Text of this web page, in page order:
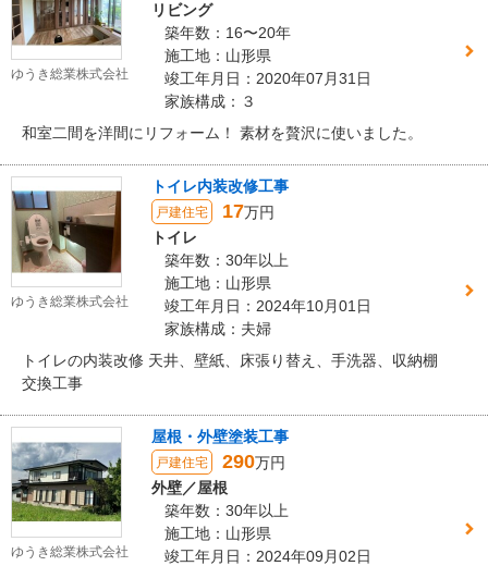
ゆうき総業株式会社
リビング
築年数：16〜20年
施工地：山形県
竣工年月日：2020年07月31日
家族構成：３
和室二間を洋間にリフォーム！ 素材を贅沢に使いました。
ゆうき総業株式会社
トイレ内装改修工事
戸建住宅 17万円
トイレ
築年数：30年以上
施工地：山形県
竣工年月日：2024年10月01日
家族構成：夫婦
トイレの内装改修 天井、壁紙、床張り替え、手洗器、収納棚
交換工事
ゆうき総業株式会社
屋根・外壁塗装工事
戸建住宅 290万円
外壁／屋根
築年数：30年以上
施工地：山形県
竣工年月日：2024年09月02日